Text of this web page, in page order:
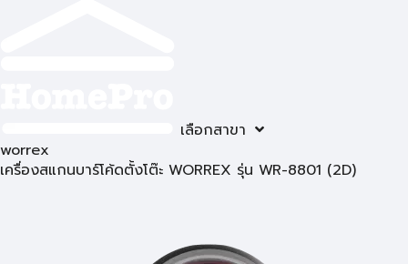
เลือกสาขา
worrex
เครื่องสแกนบาร์โค้ดตั้งโต๊ะ WORREX รุ่น WR-8801 (2D)